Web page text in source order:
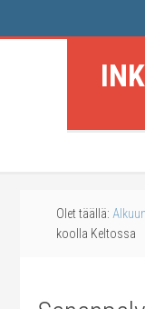
Olet täällä: Alkuun
koolla Keltossa